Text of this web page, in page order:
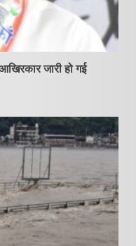
जारी हो गई